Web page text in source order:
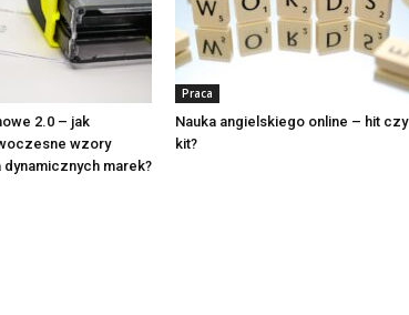
2.0 – jak
wzory
marek?
Praca
Nauka angielskiego online – hit czy
kit?